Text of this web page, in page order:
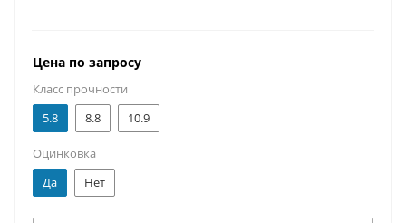
Цена по запросу
Класс прочности
5.8
8.8 10.9
Оцинковка
Да
Нет